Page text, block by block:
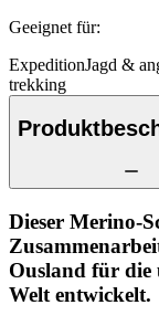
Geeignet für:
ExpeditionJagd &
trekking
Dieser Merino-
Ousland für die
Welt entwickelt.